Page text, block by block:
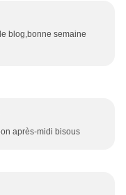
blog,bonne semaine
après-midi bisous